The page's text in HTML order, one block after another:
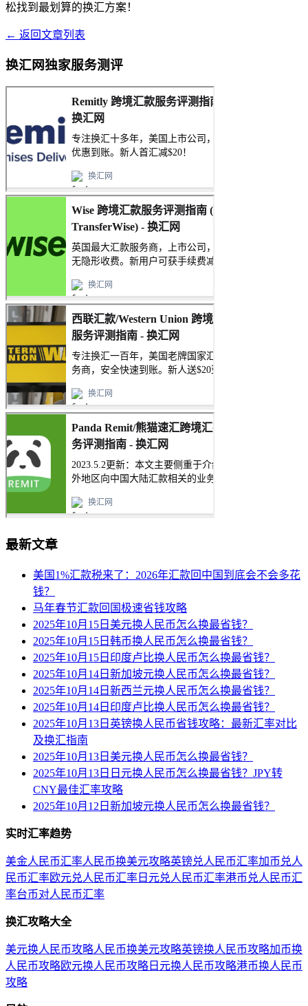
松找到最划算的换汇方案！
← 返回文章列表
换汇网独家服务测评
最新文章
美国1%汇款税来了：2026年汇款回中国到底会不会多花
钱？
马年春节汇款回国极速省钱攻略
2025年10月15日美元换人民币怎么换最省钱？
2025年10月15日韩币换人民币怎么换最省钱？
2025年10月15日印度卢比换人民币怎么换最省钱？
2025年10月14日新加坡元换人民币怎么换最省钱？
2025年10月14日新西兰元换人民币怎么换最省钱？
2025年10月14日印度卢比换人民币怎么换最省钱？
2025年10月13日英镑换人民币省钱攻略：最新汇率对比
及换汇指南
2025年10月13日美元换人民币怎么换最省钱？
2025年10月13日日元换人民币怎么换最省钱？JPY转
CNY最佳汇率攻略
2025年10月12日新加坡元换人民币怎么换最省钱？
实时汇率趋势
美金人民币汇率人民币换美元攻略英镑兑人民币汇率加币兑人
民币汇率欧元兑人民币汇率 日元兑人民币汇率港币兑人民币汇
率台币对人民币汇率
换汇攻略大全
美元换人民币攻略人民币换美元攻略英镑换人民币攻略加币换
人民币攻略欧元换人民币攻略 日元换人民币攻略港币换人民币
攻略